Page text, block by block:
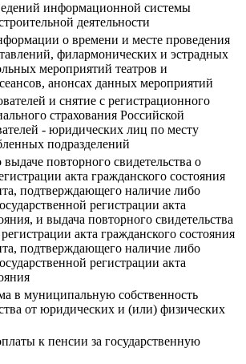
информационной системы
деятельности
о времени и месте проведения
филармонических и эстрадных
мероприятий театров и
анонсах данных мероприятий
и снятие с регистрационного
страхования Российской
- юридических лиц по месту
подразделений
повторного свидетельства о
акта гражданского состояния
подтверждающего наличие либо
регистрации акта
и выдача повторного свидетельства
акта гражданского состояния
подтверждающего наличие либо
регистрации акта
в муниципальную собственность
от юридических и (или) физических
к пенсии за государственную